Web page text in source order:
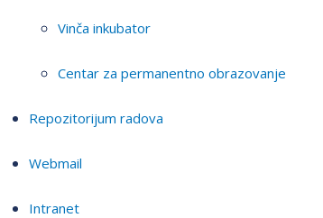
Vinča inkubator
Centar za permanentno obrazovanje
Repozitorijum radova
Webmail
Intranet